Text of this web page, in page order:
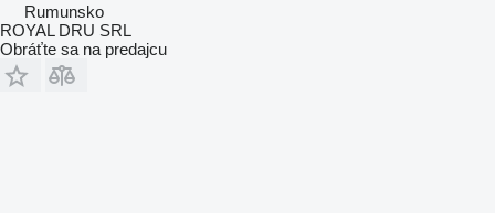
Rumunsko
ROYAL DRU SRL
Obráťte sa na predajcu